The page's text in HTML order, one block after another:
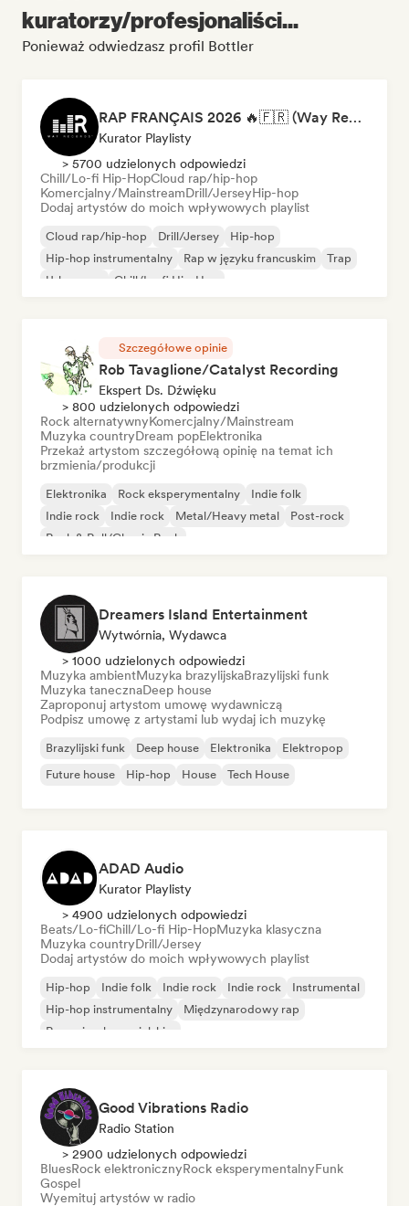
kuratorzy/profesjonaliści...
Ponieważ odwiedzasz profil Bottler
RAP FRANÇAIS 2026 🔥🇫🇷 (Way Records)
Kurator Playlisty
> 5700 udzielonych odpowiedzi
Chill/Lo-fi Hip-HopCloud rap/hip-hop
Komercjalny/MainstreamDrill/JerseyHip-hop
Dodaj artystów do moich wpływowych playlist
Cloud rap/hip-hop Drill/Jersey
Hip-hop
Hip-hop instrumentalny
Rap w języku francuskim
Trap
Urban pop
Chill/Lo-fi Hip-Hop
Szczegółowe opinie
Rob Tavaglione/Catalyst Recording
Ekspert Ds. Dźwięku
> 800 udzielonych odpowiedzi
Rock alternatywnyKomercjalny/Mainstream
Muzyka countryDream popElektronika
Przekaż artystom szczegółową opinię na temat ich
brzmienia/produkcji
Elektronika Rock eksperymentalny
Indie folk
Indie rock
Indie rock Metal/Heavy metal
Post-rock
Rock & Roll/Classic Rock
Dreamers Island Entertainment
Wytwórnia, Wydawca
> 1000 udzielonych odpowiedzi
Muzyka ambientMuzyka brazylijskaBrazylijski funk
Muzyka tanecznaDeep house
Zaproponuj artystom umowę wydawniczą
Podpisz umowę z artystami lub wydaj ich muzykę
Brazylijski funk Deep house Elektronika
Elektropop
Future house
Hip-hop House Tech House
ADAD Audio
Kurator Playlisty
> 4900 udzielonych odpowiedzi
Beats/Lo-fiChill/Lo-fi Hip-HopMuzyka klasyczna
Muzyka countryDrill/Jersey
Dodaj artystów do moich wpływowych playlist
Hip-hop Indie folk Indie rock Indie rock
Instrumental
Hip-hop instrumentalny
Międzynarodowy rap
Rap w języku angielskim
Good Vibrations Radio
Radio Station
> 2900 udzielonych odpowiedzi
BluesRock elektronicznyRock eksperymentalnyFunk
Gospel
Wyemituj artystów w radio